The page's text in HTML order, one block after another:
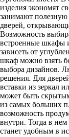
изделия экономят
занимают полезную
дверей,
Возможность
встроенные шкафы
зависеть от
шкаф можно взять
выбора дизайнов.
решения. Для
вставки из зеркал
может быть
из самых больших
возможность
внутри. Тогда в нем
станет удобным в